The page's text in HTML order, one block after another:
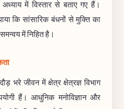
में विस्तार से बताए गए हैं।
कि सांसारिक बंधनों से मुक्ति का
में निहित है।
भरे जीवन में क्षेत्र क्षेत्रज्ञ विभाग
हैं। आधुनिक मनोविज्ञान और